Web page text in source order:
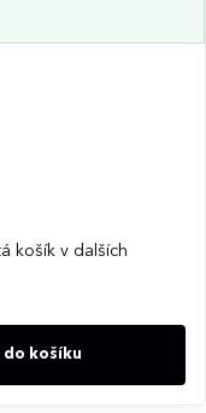
košík v dalších
košíku